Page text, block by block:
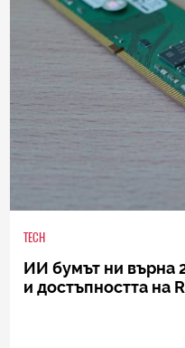
TECH
ИИ бумът ни върна
и достъпността на